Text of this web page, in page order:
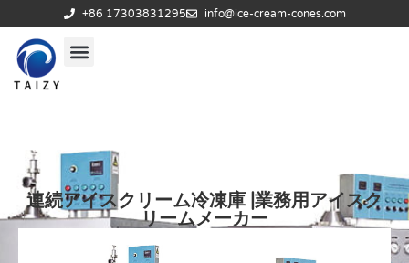
+86 17303831295 info@ice-cream-cones.com
連続アイスクリーム冷凍庫 |業務用アイスク
リームメーカー